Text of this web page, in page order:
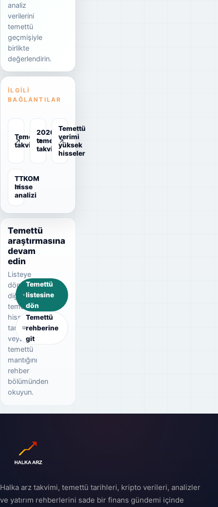
analiz
verilerini
temettü
geçmişiyle
birlikte
değerlendirin.
İLGILI
BAĞLANTILAR
Temettü
takvimi
2026
temettü
takvimi
Temettü
verimi
yüksek
hisseler
TTKOM
hisse
analizi
Temettü
araştırmasına
devam
edin
Listeye
dönerek
diğer
temettü
hisselerini
tarayın
veya
temettü
mantığını
rehber
bölümünden
okuyun.
Temettü
listesine
dön
Temettü
rehberine
git
Halka arz takvimi, temettü tarihleri, kripto verileri, analizler
ve yatırım rehberlerini sade bir finans gündemi içinde